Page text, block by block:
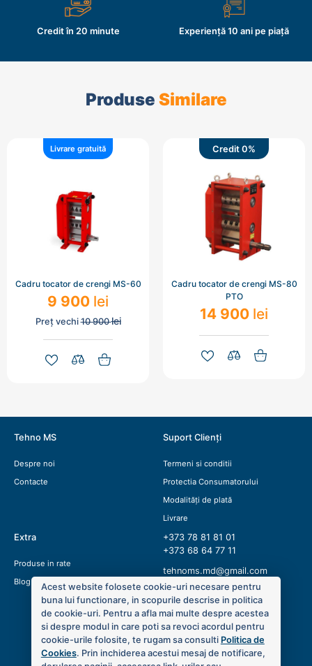
Credit în 20 minute Experiență 10 ani pe piață
Produse Similare
Livrare gratuită
Cadru tocator de crengi MS-60
9 900 lei
Preț vechi10 900lei
Credit 0%
Cadru tocator de crengi MS-80
PTO
14 900 lei
Tehno MS
Despre noi
Contacte
Suport Clienți
Termeni si conditii
Protectia Consumatorului
Modalități de plată
Livrare
Extra
Produse in rate
Blog
+373 78 81 81 01
+373 68 64 77 11
tehnoms.md@gmail.com
Acest website folosete cookie-uri necesare pentru
buna lui functionare, in scopurile descrise in politica
de cookie-uri. Pentru a afla mai multe despre acestea
si despre modul in care poti sa revoci acordul pentru
cookie-urile folosite, te rugam sa consulti Politica de
Cookies. Prin inchiderea acestui mesaj de notificare,